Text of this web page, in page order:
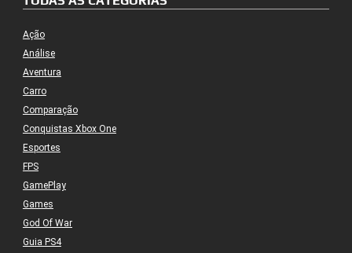
Ação
Análise
Aventura
Carro
Comparação
Conquistas Xbox One
Esportes
FPS
GamePlay
Games
God Of War
Guia PS4